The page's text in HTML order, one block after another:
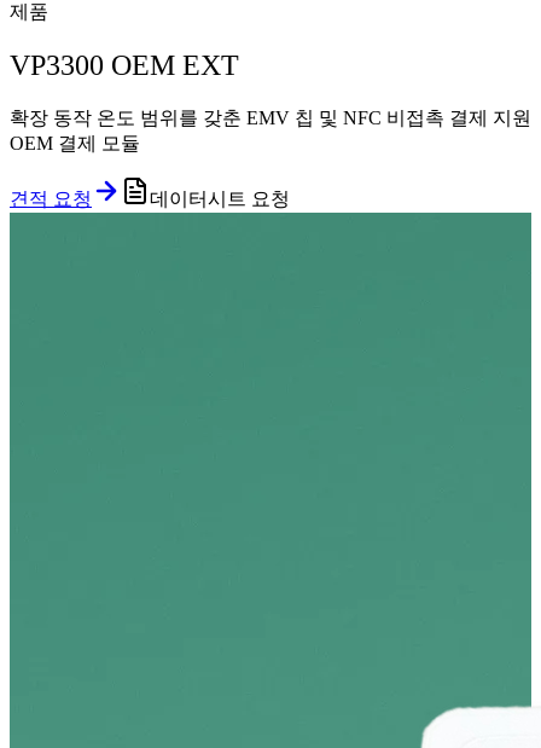
제품
VP3300 OEM EXT
확장 동작 온도 범위를 갖춘 EMV 칩 및 NFC 비접촉 결제 지원
OEM 결제 모듈
견적 요청 데이터시트 요청